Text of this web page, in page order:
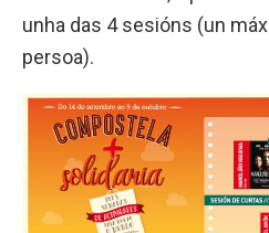
unha das 4 sesións (un
persoa).